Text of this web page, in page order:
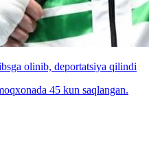
olinib, deportatsiya qilindi
45 kun saqlangan.